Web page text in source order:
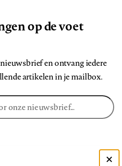
op de voet
en ontvang iedere
artikelen in je mailbox.